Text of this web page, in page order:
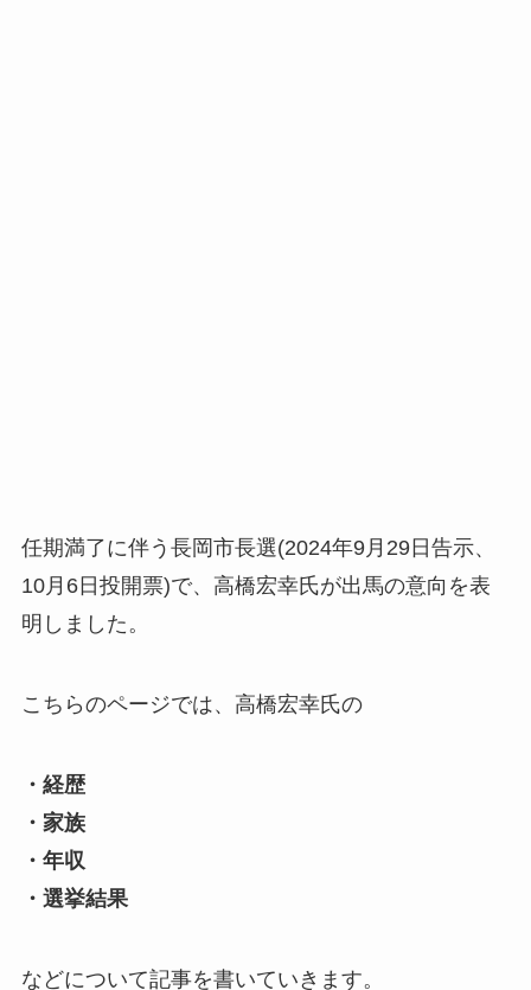
任期満了に伴う長岡市長選(2024年9月29日告示、
10月6日投開票)で、高橋宏幸氏が出馬の意向を表
明しました。
こちらのページでは、高橋宏幸氏の
・経歴
・家族
・年収
・選挙結果
などについて記事を書いていきます。